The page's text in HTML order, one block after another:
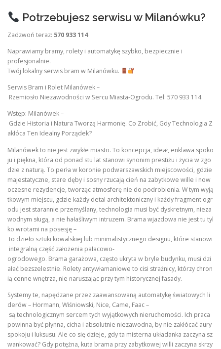
Potrzebujesz serwisu w Milanówku?
Zadzwoń teraz: 570 933 114
Naprawiamy bramy, rolety i automatykę szybko, bezpiecznie i
profesjonalnie.
Twój lokalny serwis bram w Milanówku.
Serwis Bram i Rolet Milanówek –
Rzemiosło Niezawodności w Sercu Miasta-Ogrodu. Tel: 570 933 114
Wstęp: Milanówek –
Gdzie Historia i Natura Tworzą Harmonię. Co Zrobić, Gdy Technologia Z
akłóca Ten Idealny Porządek?
Milanówek to nie jest zwykłe miasto. To koncepcja, ideał, enklawa spoko
ju i piękna, która od ponad stu lat stanowi synonim prestiżu i życia w zgo
dzie z naturą. To perła w koronie podwarszawskich miejscowości, gdzie
majestatyczne, stare dęby i sosny rzucają cień na zabytkowe wille i now
oczesne rezydencje, tworząc atmosferę nie do podrobienia. W tym wyją
tkowym miejscu, gdzie każdy detal architektoniczny i każdy fragment ogr
odu jest starannie przemyślany, technologia musi być dyskretnym, nieza
wodnym sługą, a nie hałaśliwym intruzem. Brama wjazdowa nie jest tu tyl
ko wrotami na posesję –
to dzieło sztuki kowalskiej lub minimalistycznego designu, które stanowi
integralną część założenia pałacowo-
ogrodowego. Brama garażowa, często ukryta w bryle budynku, musi dzi
ałać bezszelestnie. Rolety antywłamaniowe to cisi strażnicy, którzy chron
ią cenne wnętrza, nie naruszając przy tym historycznej fasady.
Systemy te, napędzane przez zaawansowaną automatykę światowych li
derów – Hormann, Wiśniowski, Nice, Came, Faac –
są technologicznym sercem tych wyjątkowych nieruchomości. Ich praca
powinna być płynna, cicha i absolutnie niezawodna, by nie zakłócać aury
spokoju i luksusu. Ale co się dzieje, gdy ta misterna układanka zaczyna sz
wankować? Gdy potężna, kuta brama przy zabytkowej willi zaczyna skrzy